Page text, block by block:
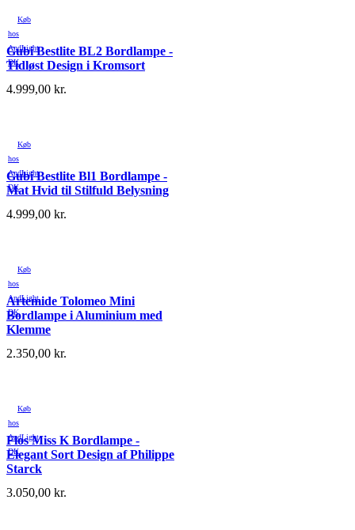
Køb
hos
AndLight
DK
Gubi Bestlite BL2 Bordlampe -
Tidløst Design i Kromsort
4.999,00 kr.
Køb
hos
AndLight
DK
Gubi Bestlite Bl1 Bordlampe -
Mat Hvid til Stilfuld Belysning
4.999,00 kr.
Køb
hos
AndLight
DK
Artemide Tolomeo Mini
Bordlampe i Aluminium med
Klemme
2.350,00 kr.
Køb
hos
AndLight
DK
Flos Miss K Bordlampe -
Elegant Sort Design af Philippe
Starck
3.050,00 kr.